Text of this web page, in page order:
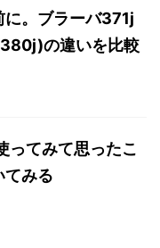
に。ブラーバ371j
の違いを比較
てみて思ったこ
てみる